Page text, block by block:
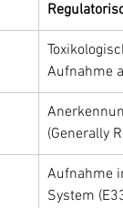
Aufnahme
(Generally
Aufnahme
System